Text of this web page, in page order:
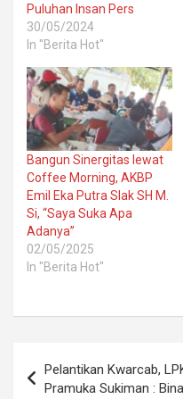
Puluhan Insan Pers
30/05/2024
In "Berita Hot"
Bangun Sinergitas lewat
Coffee Morning, AKBP
Emil Eka Putra SIak SH M.
Si, “Saya Suka Apa
Adanya”
02/05/2025
In "Berita Hot"
navigation
Pelantikan Kwarcab,
Pramuka Sukiman :